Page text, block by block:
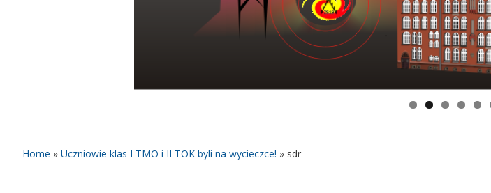
Home » Uczniowie klas I TMO i II TOK byli na wycieczce! » sdr